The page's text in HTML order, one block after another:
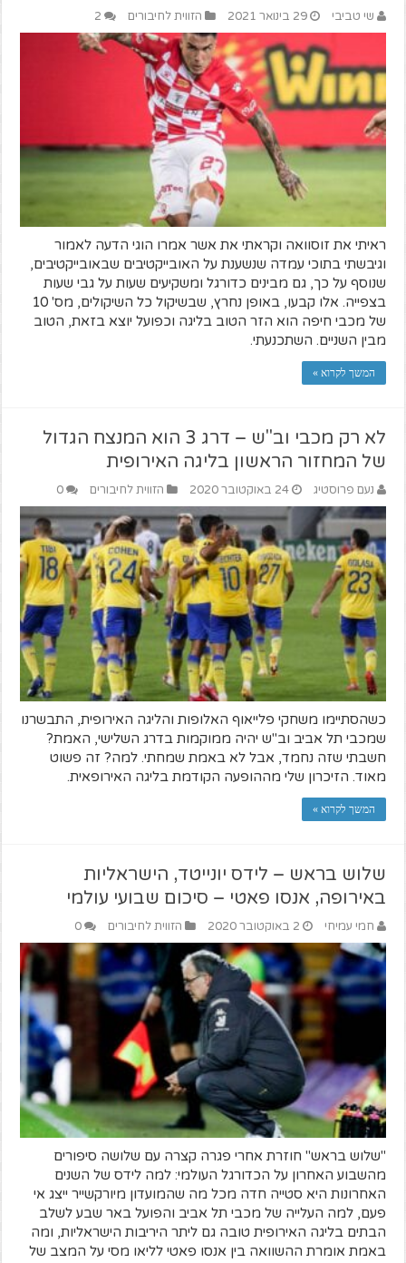
שי טביבי 29 בינואר 2021 הזווית לחיבורים 2
ראיתי את זוסוואה וקראתי את אשר אמרו הוגי הדעה לאמור
וגיבשתי בתוכי עמדה שנשענת על האובייקטיבים שבאובייקטיבים,
שנוסף על כך, גם מבינים כדורגל ומשקיעים שעות על גבי שעות
בצפייה. אלו קבעו, באופן נחרץ, שבשיקול כל השיקולים, מס' 10
של מכבי חיפה הוא הזר הטוב בליגה וכפועל יוצא בזאת, הטוב
מבין השניים. השתכנעתי.
המשך לקרוא »
לא רק מכבי וב"ש – דרג 3 הוא המנצח הגדול
של המחזור הראשון בליגה האירופית
נעם פרוסטיג 24 באוקטובר 2020 הזווית לחיבורים 0
כשהסתיימו משחקי פלייאוף האלופות והליגה האירופית, התבשרנו
שמכבי תל אביב וב"ש יהיה ממוקמות בדרג השלישי, האמת?
חשבתי שזה נחמד, אבל לא באמת שמחתי. למה? זה פשוט
מאוד. הזיכרון שלי מההופעה הקודמת בליגה האירופאית.
המשך לקרוא »
שלוש בראש – לידס יונייטד, הישראליות
באירופה, אנסו פאטי – סיכום שבועי עולמי
חמי עמיחי 2 באוקטובר 2020 הזווית לחיבורים 0
"שלוש בראש" חוזרת אחרי פגרה קצרה עם שלושה סיפורים
מהשבוע האחרון על הכדורגל העולמי: למה לידס של השנים
האחרונות היא סטייה חדה מכל מה שהמועדון מיורקשייר ייצג אי
פעם, למה העלייה של מכבי תל אביב והפועל באר שבע לשלב
הבתים בליגה האירופית טובה גם ליתר היריבות הישראליות, ומה
באמת אומרת ההשוואה בין אנסו פאטי לליאו מסי על המצב של